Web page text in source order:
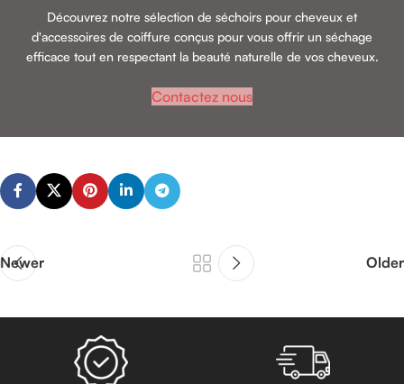
Découvrez notre sélection de séchoirs pour cheveux et
d'accessoires de coiffure conçus pour vous offrir un séchage
efficace tout en respectant la beauté naturelle de vos cheveux.
Contactez nous
Newer Older